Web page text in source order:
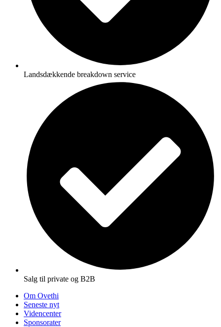
Landsdækkende breakdown service
Salg til private og B2B
Om Ovethi
Seneste nyt
Videncenter
Sponsorater